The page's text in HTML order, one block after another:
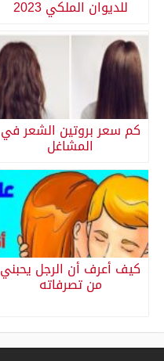
للديوان الملكي 2023
كم سعر بروتين الشعر في
المشاغل
كيف أعرف أن الرجل يحبني
من تصرفاته